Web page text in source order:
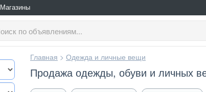
Магазины
Главная > Одежда и личные вещи
Продажа одежды, обуви и личных